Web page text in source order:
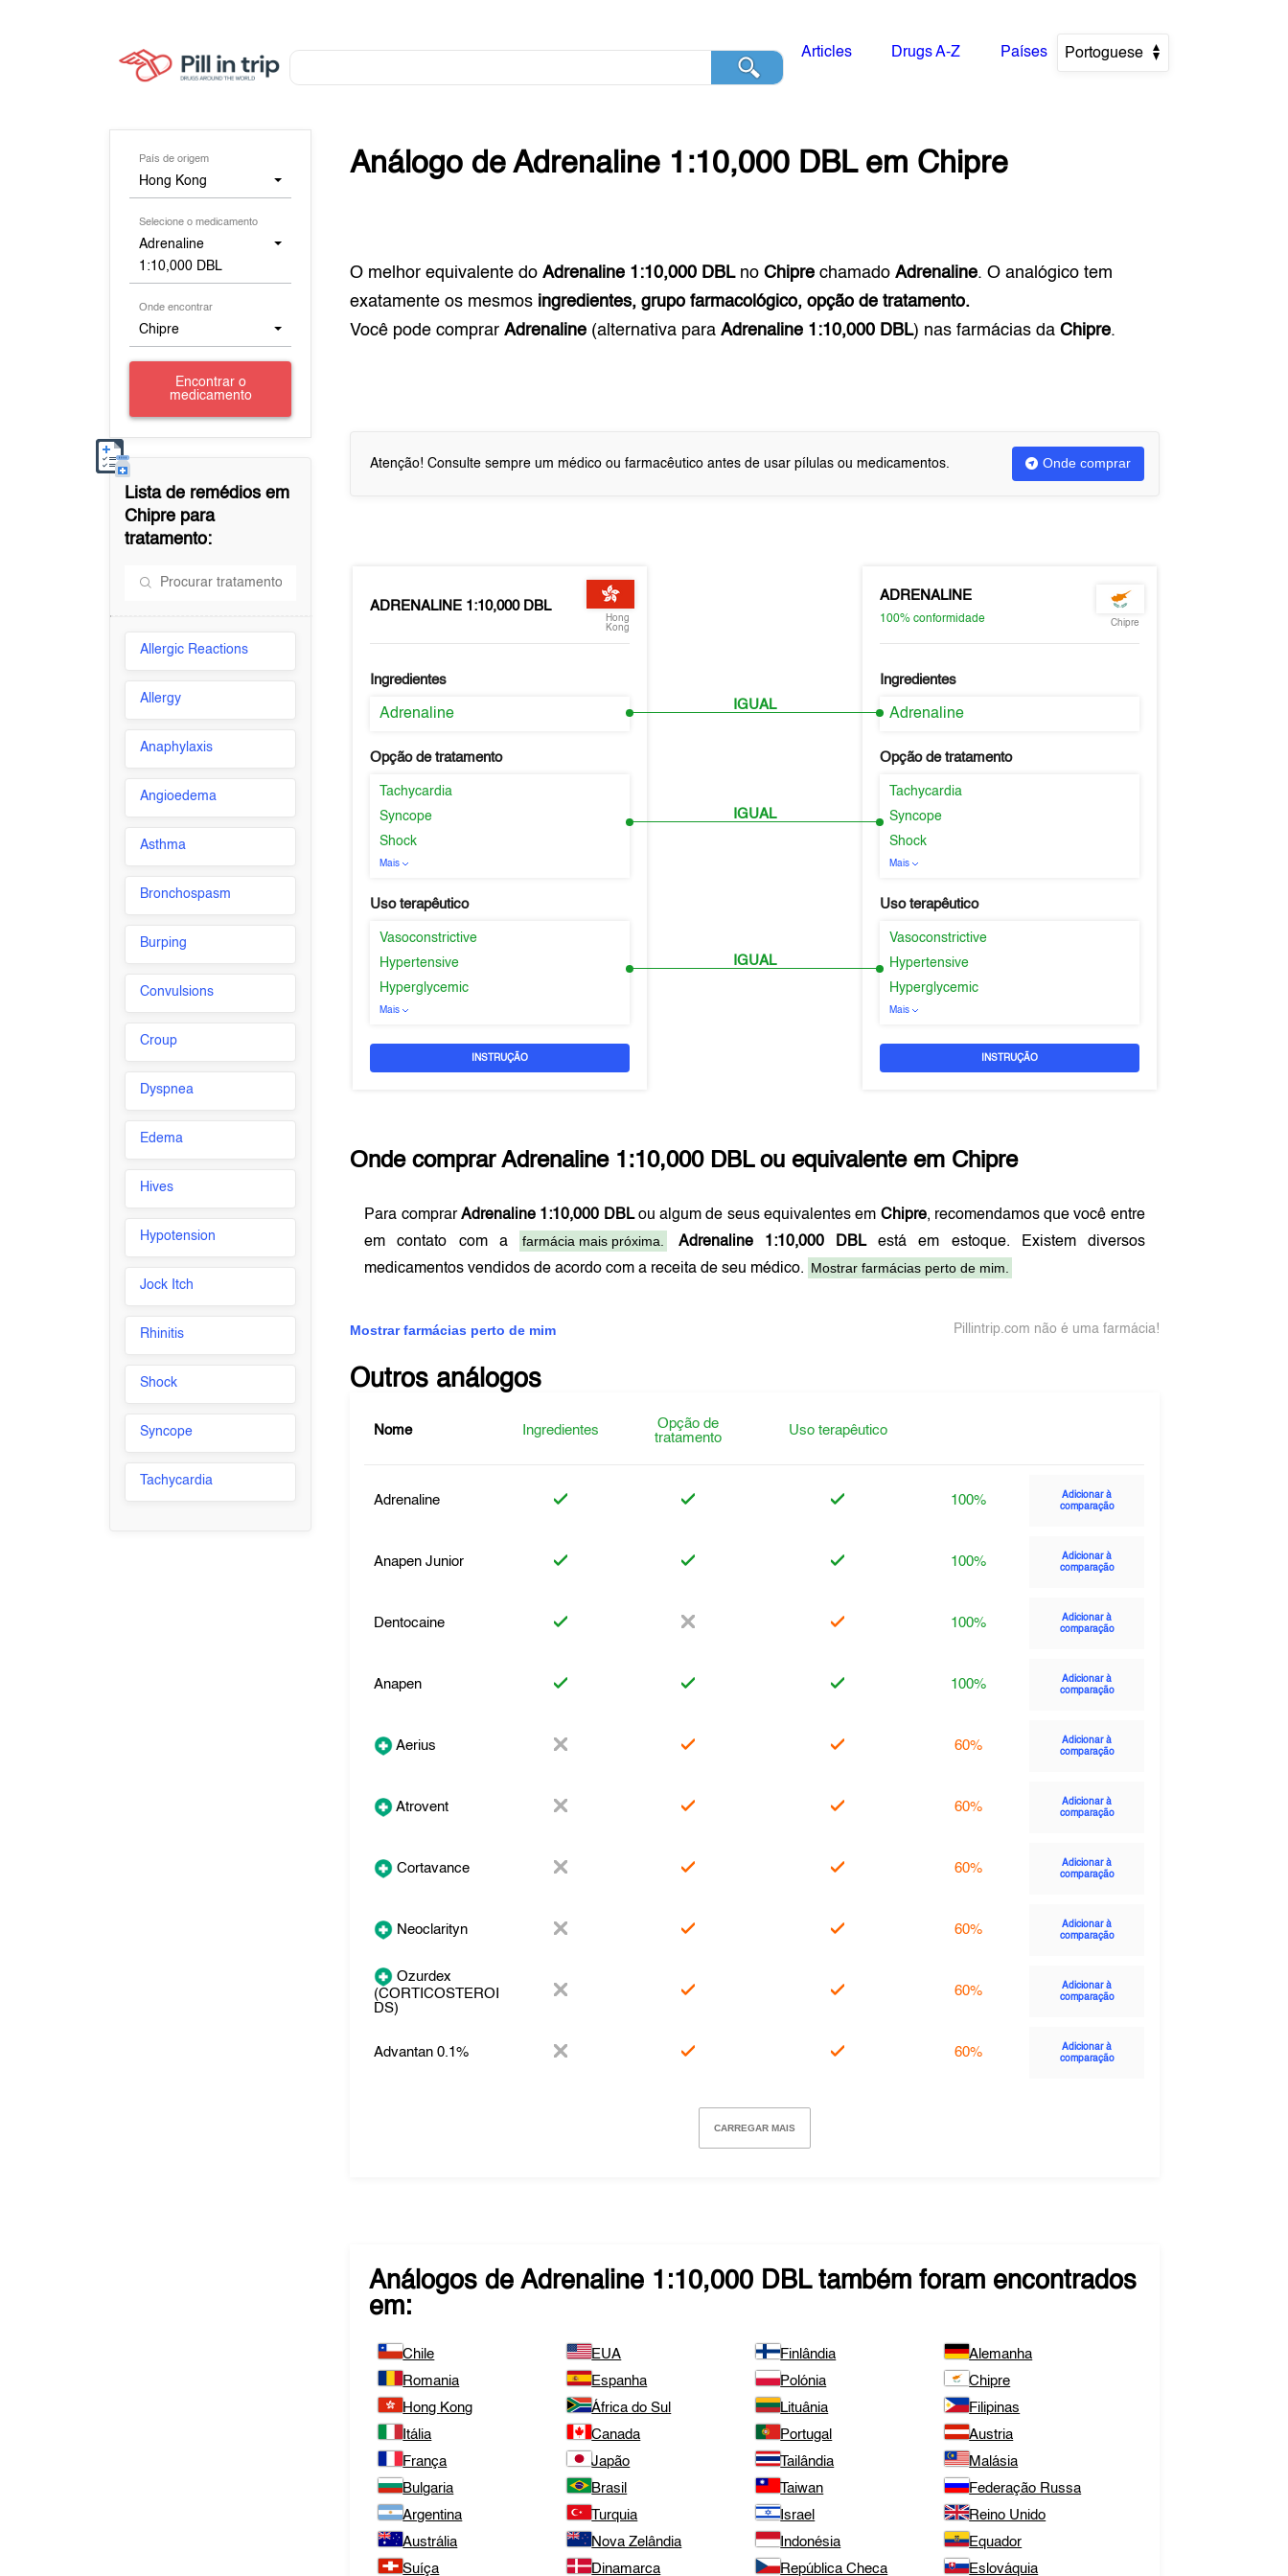
Articles Drugs A-Z Países Portoguese
País de origem
Hong Kong
Selecione o medicamento
Adrenaline
1:10,000 DBL
Onde encontrar
Chipre
Encontrar o
medicamento
Lista de remédios em
Chipre para
tratamento:
Allergic Reactions
Allergy
Anaphylaxis
Angioedema
Asthma
Bronchospasm
Burping
Convulsions
Croup
Dyspnea
Edema
Hives
Hypotension
Jock Itch
Rhinitis
Shock
Syncope
Tachycardia
Análogo deAdrenaline 1:10,000 DBLem Chipre
O melhor equivalente doAdrenaline 1:10,000 DBLnoChipre chamadoAdrenaline. O analógico tem
exatamente os mesmos ingredientes, grupo farmacológico, opção de tratamento.
Você pode comprarAdrenaline (alternativa paraAdrenaline 1:10,000 DBL) nas farmácias daChipre.
Atenção! Consulte sempre um médico ou farmacêutico antes de usar pílulas ou medicamentos. Onde comprar
ADRENALINE 1:10,000 DBL
Hong
Kong
Ingredientes
Adrenaline
Opção de tratamento
Tachycardia
Syncope
Shock
Mais
Uso terapêutico
Vasoconstrictive
Hypertensive
Hyperglycemic
Mais
INSTRUÇÃO
IGUAL
IGUAL
IGUAL
ADRENALINE
100% conformidade Chipre
Ingredientes
Adrenaline
Opção de tratamento
Tachycardia
Syncope
Shock
Mais
Uso terapêutico
Vasoconstrictive
Hypertensive
Hyperglycemic
Mais
INSTRUÇÃO
Onde comprarAdrenaline 1:10,000 DBLou equivalente em Chipre
Para comprarAdrenaline 1:10,000 DBLou algum de seus equivalentes em Chipre, recomendamos que você entre
em contato com a
farmácia mais próxima. Adrenaline 1:10,000 DBLestá em estoque. Existem diversos
medicamentos vendidos de acordo com a receita de seu médico. Mostrar farmácias perto de mim.
Mostrar farmácias perto de mim Pillintrip.com não é uma farmácia!
Outros análogos
Nome Ingredientes
Opção de
tratamento
Uso terapêutico
Adrenaline 100%
Adicionar à
comparação
Anapen Junior 100%
Adicionar à
comparação
Dentocaine 100%
Adicionar à
comparação
Anapen 100%
Adicionar à
comparação
Aerius 60%
Adicionar à
comparação
Atrovent 60%
Adicionar à
comparação
Cortavance 60%
Adicionar à
comparação
Neoclarityn 60%
Adicionar à
comparação
Ozurdex
(CORTICOSTEROI
DS)
60%
Adicionar à
comparação
Advantan 0.1% 60%
Adicionar à
comparação
CARREGAR MAIS
Análogos deAdrenaline 1:10,000 DBLtambém foram encontrados
em:
Chile EUA Finlândia
Alemanha
Romania
Espanha Polónia
Chipre
Hong Kong
África do Sul Lituânia
Filipinas
Itália
Canada Portugal
Austria
França
Japão Tailândia
Malásia
Bulgaria
Brasil Taiwan
Federação Russa
Argentina
Turquia Israel
Reino Unido
Austrália
Nova Zelândia Indonésia
Equador
Suíça
Dinamarca República Checa Eslováquia